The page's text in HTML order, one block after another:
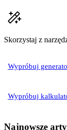
Skorzystaj z
Wypróbuj
Wypróbuj
Najnowsze